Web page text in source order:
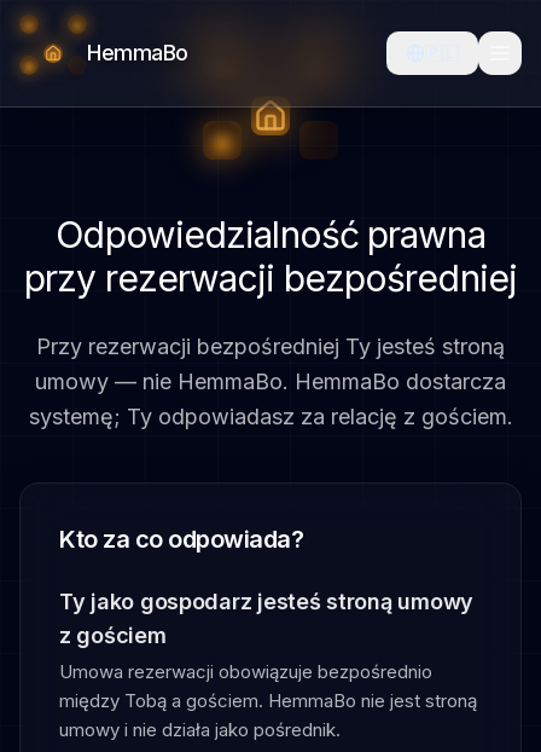
HemmaBo
Odpowiedzialność prawna
przy rezerwacji bezpośredniej
Przy rezerwacji bezpośredniej Ty jesteś stroną
umowy — nie HemmaBo. HemmaBo dostarcza
systemę; Ty odpowiadasz za relację z gościem.
Kto za co odpowiada?
Ty jako gospodarz jesteś stroną umowy
z gościem
Umowa rezerwacji obowiązuje bezpośrednio
między Tobą a gościem. HemmaBo nie jest stroną
umowy i nie działa jako pośrednik.